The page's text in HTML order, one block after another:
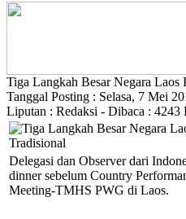
Tiga Langkah Besar Negara Laos
Tanggal Posting : Selasa, 7 Mei
Liputan : Redaksi - Dibaca : 4243
Delegasi dan Observer dari
dinner sebelum Country
Meeting-TMHS PWG di Laos.